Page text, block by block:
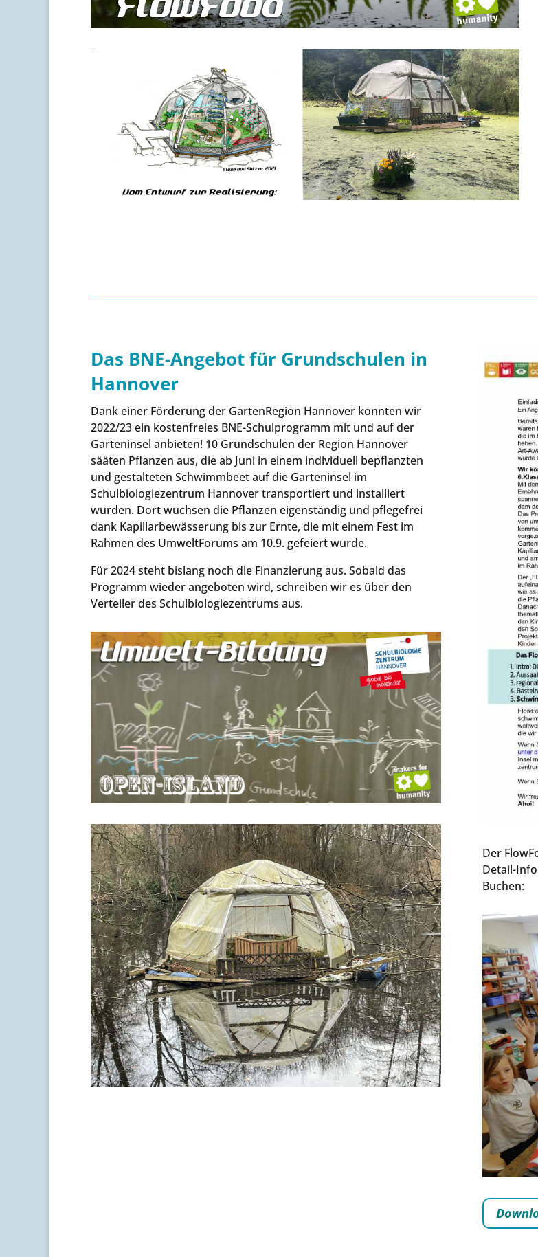
Das BNE-Angebot für Grundschulen in
Hannover
Dank einer Förderung der GartenRegion Hannover konnten wir
2022/23 ein kostenfreies BNE-Schulprogramm mit und auf der
Garteninsel anbieten! 10 Grundschulen der Region Hannover
sääten Pflanzen aus, die ab Juni in einem individuell bepflanzten
und gestalteten Schwimmbeet auf die Garteninsel im
Schulbiologiezentrum Hannover transportiert und installiert
wurden. Dort wuchsen die Pflanzen eigenständig und pflegefrei
dank Kapillarbewässerung bis zur Ernte, die mit einem Fest im
Rahmen des UmweltForums am 10.9. gefeiert wurde.
Für 2024 steht bislang noch die Finanzierung aus. Sobald das
Programm wieder angeboten wird, schreiben wir es über den
Verteiler des Schulbiologiezentrums aus.
Der
Detail-
Buchen: